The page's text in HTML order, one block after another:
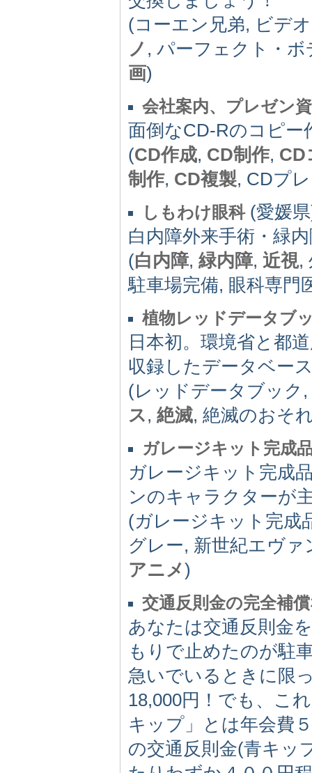
(コーエン兄弟, ビデ
ノ , パーフェクト・
画)
会社案内、プレゼン
面倒なCD-Rのコピ
(CD作成, CD制作, CD
制作, CD複製, CDプ
しもわけ眼科(愛媛
白内障外来手術・緑
(白内障, 緑内障, 近視,
駐車場完備, 眼科専門
植物レッドデータブ
日本初。環境省と都
収録したデータベー
(レッドデータブック,
ス, 絶滅, 絶滅のおそ
ガレージキット完成
ガレージキット完成
ンのキャラクターが
(ガレージキット完成
グレー, 新世紀エヴ
アニメ)
交通反則金の完全補
あなたは交通反則金
もりで止めたのが駐
急いでいるときに限
18,000円！でも、こ
キップ」とは年会費
の交通反則金(青キッ